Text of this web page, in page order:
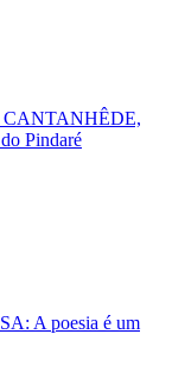
Pindaré
A poesia é um